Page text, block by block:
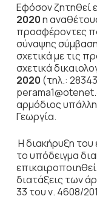
Εφόσον ζητηθεί
2020η
προσφέροντες
σύναψης
σχετικά με τις
σχετικά
2020 (τηλ.:
αρμόδιος
Γεωργία.
Η διακήρυξη του
το υπόδειγμα
διατάξεις των
33 του ν. 4608/